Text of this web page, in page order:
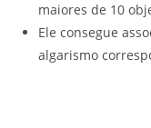
maiores de 10
Ele consegue
algarismo